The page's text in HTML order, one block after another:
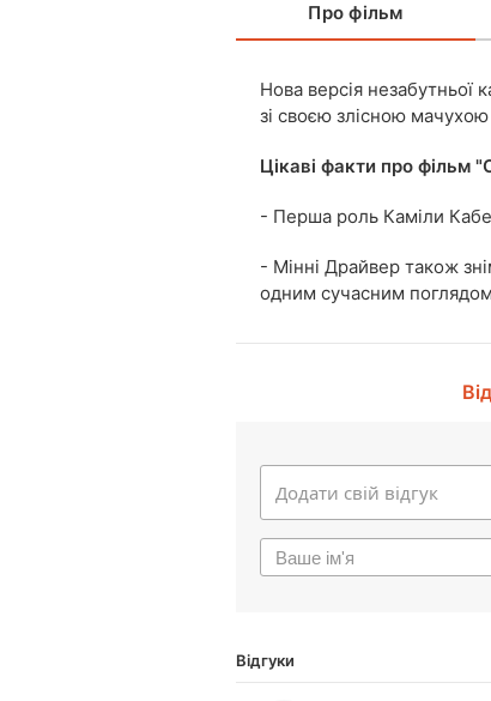
Про фільм
Нова версія
зі своєю злісною
Цікаві факти про фільм
- Перша роль Каміли
- Мінні Драйвер також
одним сучасним
Відгуки